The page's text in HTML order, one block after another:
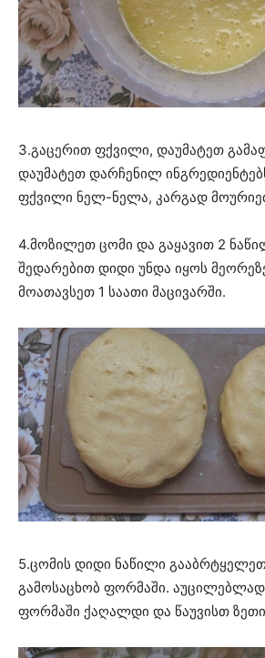
3.გაცერით ფქვილი, დაუმატეთ
დაუმატეთ დარჩენილ
ფქვილი ნელ-ნელა, კარგად
4.მოზილეთ ცომი და გაყავით 2
შედარებით დიდი უნდა იყოს
მოათავსეთ 1 საათი მაცივარში.
5.ცომის დიდი ნაწილი
გამოსაცხობ ფორმაში.
ფორმაში ქაღალდი და წაუვისთ